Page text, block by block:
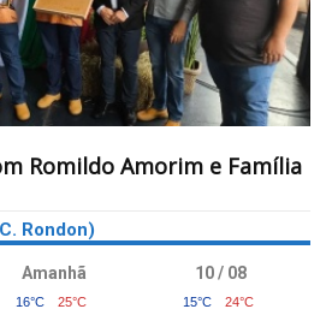
Romildo Amorim e Família
Rondon)
Amanhã
16°C 25°C
10 / 08
15°C 24°C